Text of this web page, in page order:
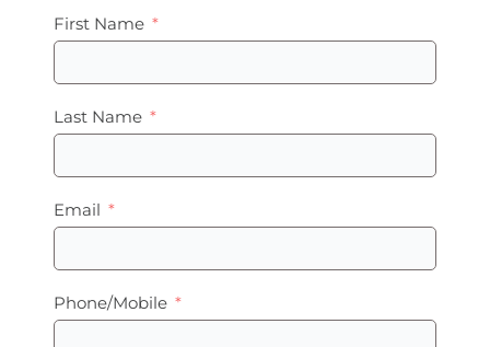
First Name
Last Name
Email
Phone/Mobile